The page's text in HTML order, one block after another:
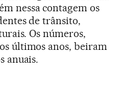
nessa contagem os
de trânsito,
Os números,
últimos anos, beiram
anuais.